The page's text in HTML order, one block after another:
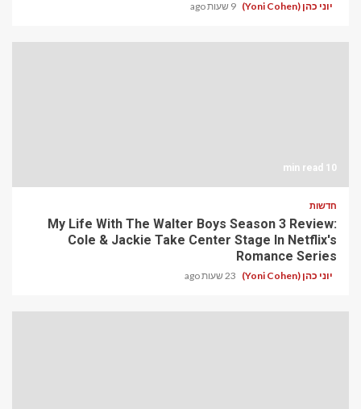
יוני כהן (Yoni Cohen) 9 שעות ago
10 min read
חדשות
My Life With The Walter Boys Season 3 Review:
Cole & Jackie Take Center Stage In Netflix's
Romance Series
יוני כהן (Yoni Cohen) 23 שעות ago